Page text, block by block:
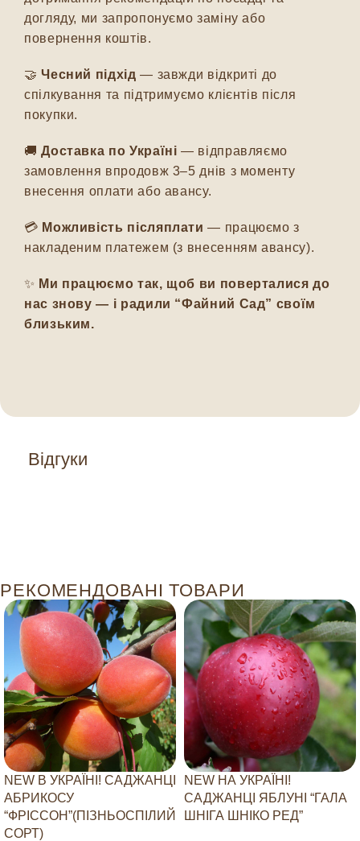
Відгуки
догляду, ми запропонуємо заміну або
повернення коштів.
🤝Чесний підхід — завжди відкриті до
спілкування та підтримуємо клієнтів після
покупки.
🚚Доставка по Україні — відправляємо
замовлення впродовж 3–5 днів з моменту
внесення оплати або авансу.
💳 Можливість післяплати — працюємо з
накладеним платежем (з внесенням авансу).
✨ Ми працюємо так, щоб ви поверталися до
нас знову — і радили “Файний Сад” своїм
близьким.
РЕКОМЕНДОВАНІ ТОВАРИ
NEW В УКРАЇНІ! САДЖАНЦІ
АБРИКОСУ
“ФРІССОН”(ПІЗНЬОСПІЛИЙ
СОРТ)
NEW НА УКРАЇНІ!
САДЖАНЦІ ЯБЛУНІ “ГАЛА
ШНІГА ШНІКО РЕД”